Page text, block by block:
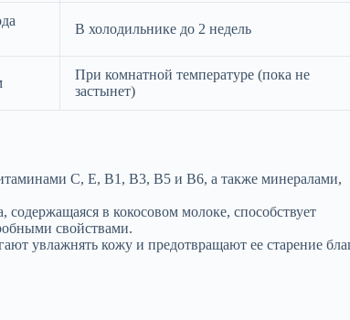
В холодильнике до 2 недель
При комнатной температуре (пока не
застынет)
C, E, B1, B3, B5 и B6, а также минералами,
содержащаяся в кокосовом молоке, способствует
свойствами.
увлажнять кожу и предотвращают ее старение